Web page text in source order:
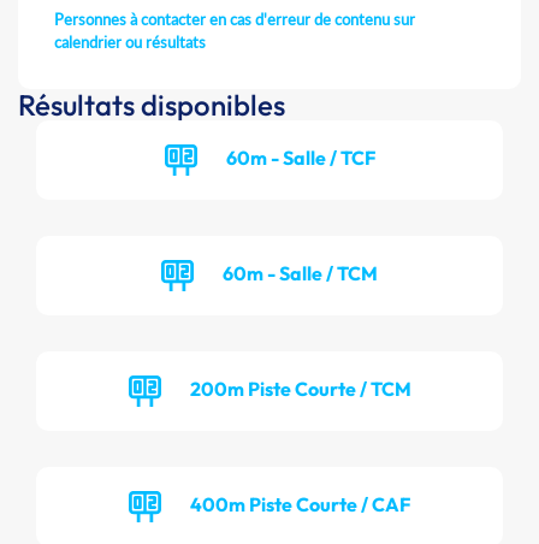
Personnes à contacter en cas d'erreur de contenu sur
calendrier ou résultats
Résultats disponibles
60m - Salle / TCF
60m - Salle / TCM
200m Piste Courte / TCM
400m Piste Courte / CAF